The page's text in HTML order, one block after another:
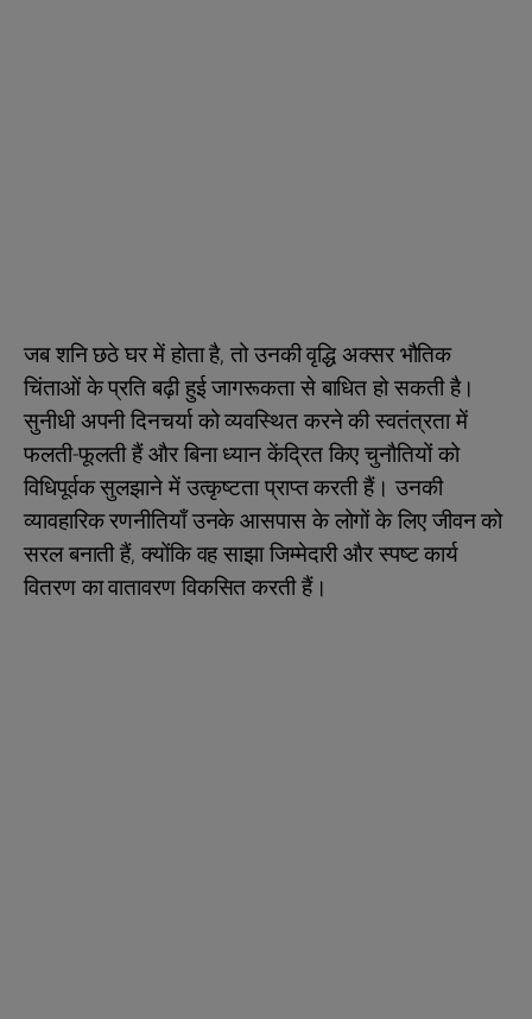
जब शनि छठे घर में होता है, तो उनकी वृद्धि अक्सर भौतिक
चिंताओं के प्रति बढ़ी हुई जागरूकता से बाधित हो सकती है।
सुनीधी अपनी दिनचर्या को व्यवस्थित करने की स्वतंत्रता में
फलती-फूलती हैं और बिना ध्यान केंद्रित किए चुनौतियों को
विधिपूर्वक सुलझाने में उत्कृष्टता प्राप्त करती हैं। उनकी
व्यावहारिक रणनीतियाँ उनके आसपास के लोगों के लिए जीवन को
सरल बनाती हैं, क्योंकि वह साझा जिम्मेदारी और स्पष्ट कार्य
वितरण का वातावरण विकसित करती हैं।